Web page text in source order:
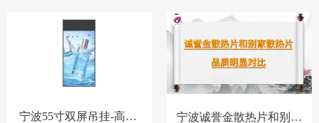
宁波55寸双屏吊挂-高亮-
宁波诚誉金散热片和别家